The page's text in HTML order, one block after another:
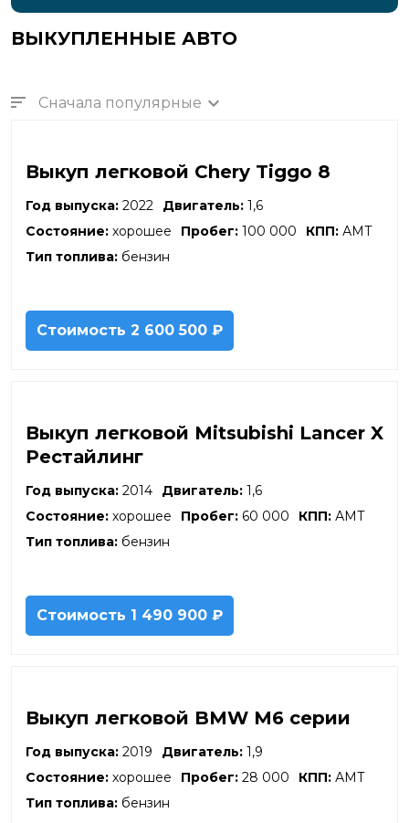
Сызрань
Сыктывкар
Тверь
Томск
Тула
Тюмень
Улан-Удэ
Ульяновск
Хабаровск
Химки
Чебоксары
Черноголовка
Чехов
Шахты
Электросталь
Энгельс
Ярославль
Яхрома
ВЫКУПЛЕННЫЕ АВТО
Сначала популярные
Выкуп легковой Chery Tiggo 8
Год выпуска: 2022 Двигатель: 1,6
Состояние: хорошее Пробег: 100 000 КПП: АМТ
Тип топлива: бензин
Стоимость 2 600 500 ₽
Выкуп легковой Mitsubishi Lancer X
Рестайлинг
Год выпуска: 2014 Двигатель: 1,6
Состояние: хорошее Пробег: 60 000 КПП: АМТ
Тип топлива: бензин
Стоимость 1 490 900 ₽
Выкуп легковой BMW М6 серии
Год выпуска: 2019 Двигатель: 1,9
Состояние: хорошее Пробег: 28 000 КПП: АМТ
Тип топлива: бензин